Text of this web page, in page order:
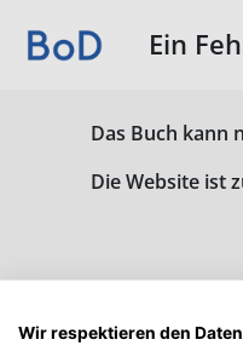
Ein
Das Buch kann
Die Website ist
Wir respektieren den